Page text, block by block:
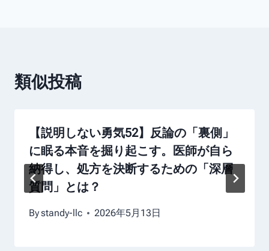
類似投稿
【説明しない勇気52】反論の「裏側」
に眠る本音を掘り起こす。医師が自ら
納得し、処方を決断するための「深層
質問」とは？
Bystandy-llc 2026年5月13日